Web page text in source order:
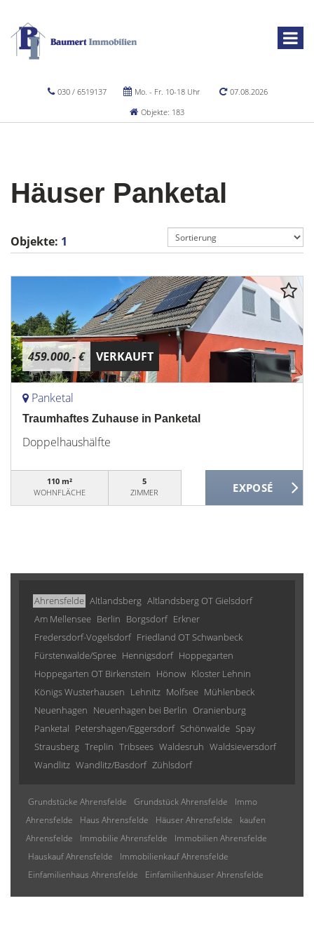
030 / 6519137 Mo. - Fr. 10-18 Uhr
07.08.2026
Objekte: 183
Häuser Panketal
Objekte: 1
459.000,- € VERKAUFT
Panketal
Traumhaftes Zuhause in Panketal
Doppelhaushälfte
110 m²
WOHNFLÄCHE
5
ZIMMER
Ahrensfelde Altlandsberg Altlandsberg OT Gielsdorf
Am Mellensee Berlin Borgsdorf Erkner
Fredersdorf-Vogelsdorf Friedland OT Schwanbeck
Fürstenwalde/Spree Hennigsdorf Hoppegarten
Hoppegarten OT Birkenstein Hönow Kloster Lehnin
Königs Wusterhausen Lehnitz Molfsee Mühlenbeck
Neuenhagen Neuenhagen bei Berlin Oranienburg
Panketal Petershagen/Eggersdorf Schönwalde Spay
Strausberg Treplin Tribsees Waldesruh Waldsieversdorf
Wandlitz Wandlitz/Basdorf Zühlsdorf
Grundstücke Ahrensfelde Grundstück Ahrensfelde
Immo
Ahrensfelde
Haus Ahrensfelde Häuser Ahrensfelde
kaufen
Ahrensfelde
Immobilie Ahrensfelde
Immobilien Ahrensfelde
Hauskauf Ahrensfelde
Immobilienkauf Ahrensfelde
Einfamilienhaus Ahrensfelde
Einfamilienhäuser Ahrensfelde